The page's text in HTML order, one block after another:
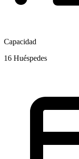
Capacidad
16 Huéspedes